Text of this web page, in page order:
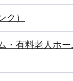
ク）
・有料老人ホ